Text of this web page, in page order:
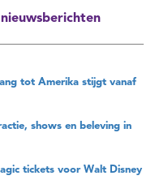
tot Amerika stijgt vanaf
shows en beleving in
tickets voor Walt Disney